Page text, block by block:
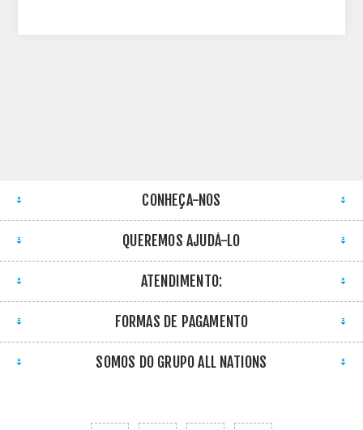
CONHEÇA-NOS
QUEREMOS AJUDÁ-LO
ATENDIMENTO:
FORMAS DE PAGAMENTO
SOMOS DO GRUPO ALL NATIONS